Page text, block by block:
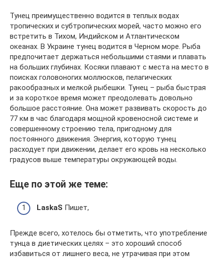
Тунец преимущественно водится в теплых водах
тропических и субтропических морей, часто можно его
встретить в Тихом, Индийском и Атлантическом
океанах. В Украине тунец водится в Черном море. Рыба
предпочитает держаться небольшими стаями и плавать
на больших глубинах. Косяки плавают с места на место в
поисках головоногих моллюсков, пелагических
ракообразных и мелкой рыбешки. Тунец – рыба быстрая
и за короткое время может преодолевать довольно
большое расстояние. Она может развивать скорость до
77 км в час благодаря мощной кровеносной системе и
совершенному строению тела, пригодному для
постоянного движения. Энергия, которую тунец
расходует при движении, делает его кровь на несколько
градусов выше температуры окружающей воды.
Еще по этой же теме:
LaskaS Пишет,
Прежде всего, хотелось бы отметить, что употребление
тунца в диетических целях – это хороший способ
избавиться от лишнего веса, не утрачивая при этом